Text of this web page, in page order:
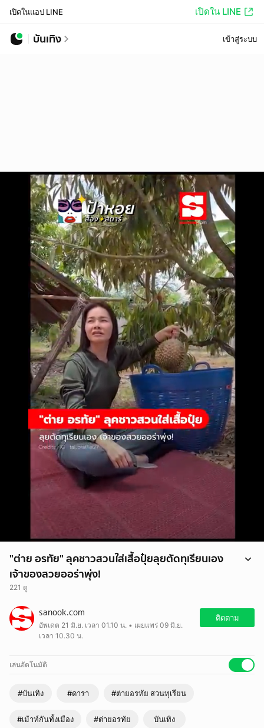
เปิดในแอป LINE เปิดใน LINE
บันเทิง เข้าสู่ระบบ
"ต่าย อรทัย" ลุคชาวสวนใส่เสื้อปุ๋ยลุยตัดทุเรียนเอง
เจ้าของสวยออร่าพุ่ง!
221 ดู
ช่วงนี้นักร้องลูกทุ่งสาวขวัญใจมหาชนอย่าง ต่าย อรทัย ขอพักเบรกจาก
ตารางงานจับไมค์ร้องเพลง เดินทางกลับบ้านเกิดเพื่อลุยสวนทุเรียนของ
ครอบครัวที่จังหวัดอุบลราชธานี ซึ่งความพิเศษของปีนี้คือเป็นปีแรกที่ต้น
ทุเรียนให้ผลผลิตพร้อมตัดขายอย่างเป็นทางการ
sanook.com
อัพเดต 21 มิ.ย. เวลา 01.10 น. • เผยแพร่ 09 มิ.ย.
เวลา 10.30 น.
ติดตาม
เล่นอัตโนมัติ
#บันเทิง #ดารา #ต่ายอรทัย สวนทุเรียน
#เม้าท์กันทั้งเมือง #ต่ายอรทัย บันเทิง